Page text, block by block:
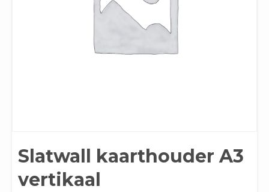
Slatwall kaarthouder A3
vertikaal